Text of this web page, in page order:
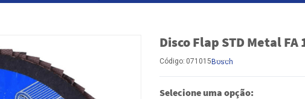
Disco Flap STD Metal FA
Código: 071015Bosch
Selecione uma opção: